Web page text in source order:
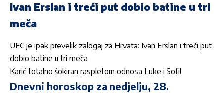
Ivan Erslan i treći put dobio batine u tri
meča
UFC je ipak prevelik zalogaj za Hrvata: Ivan Erslan i treći put
dobio batine u tri meča
Karić totalno šokiran raspletom odnosa Luke i Sofi!
Dnevni horoskop za nedjelju, 28.